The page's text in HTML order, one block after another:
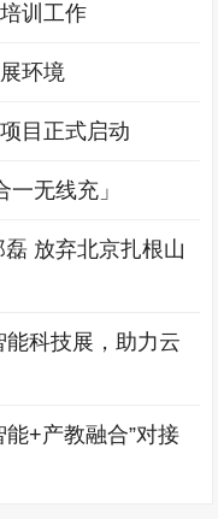
训工作
环境
目正式启动
无线充」
放弃北京扎根山
科技展，助力云
+产教融合”对接